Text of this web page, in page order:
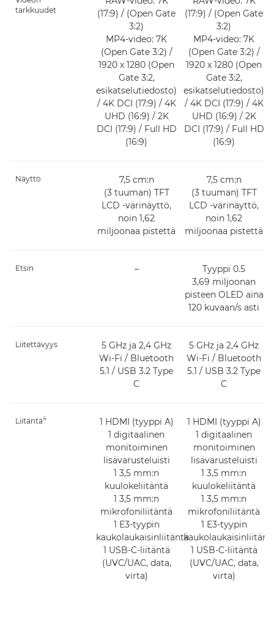
tarkkuudet
(17:9) / (Open Gate
3:2)
MP4-video: 7K
(Open Gate 3:2) /
1920 x 1280 (Open
Gate 3:2,
esikatselutiedosto)
/ 4K DCI (17:9) / 4K
UHD (16:9) / 2K
DCI (17:9) / Full HD
(16:9)
(17:9) / (Open Gate
3:2)
MP4-video: 7K
(Open Gate 3:2) /
1920 x 1280 (Open
Gate 3:2,
esikatselutiedosto)
/ 4K DCI (17:9) / 4K
UHD (16:9) / 2K
DCI (17:9) / Full HD
(16:9)
Näyttö
7,5 cm:n
(3 tuuman) TFT
LCD -värinäyttö,
noin 1,62
miljoonaa pistettä
7,5 cm:n
(3 tuuman) TFT
LCD -värinäyttö,
noin 1,62
miljoonaa pistettä
Etsin –
Tyyppi 0.5
3,69 miljoonan
pisteen OLED aina
120 kuvaan/s asti
Liitettävyys
5 GHz ja 2,4 GHz
Wi-Fi / Bluetooth
5.1 / USB 3.2 Type
C
5 GHz ja 2,4 GHz
Wi-Fi / Bluetooth
5.1 / USB 3.2 Type
C
Liitäntä4
1 HDMI (tyyppi A)
1 digitaalinen
monitoiminen
lisävarusteluisti
1 3,5 mm:n
kuulokeliitäntä
1 3,5 mm:n
mikrofoniliitäntä
1 E3-tyypin
kaukolaukaisinliitäntä
1 USB-C-liitäntä
(UVC/UAC, data,
virta)
1 HDMI (tyyppi A)
1 digitaalinen
monitoiminen
lisävarusteluisti
1 3,5 mm:n
kuulokeliitäntä
1 3,5 mm:n
mikrofoniliitäntä
1 E3-tyypin
1 USB-C-liitäntä
(UVC/UAC, data,
virta)